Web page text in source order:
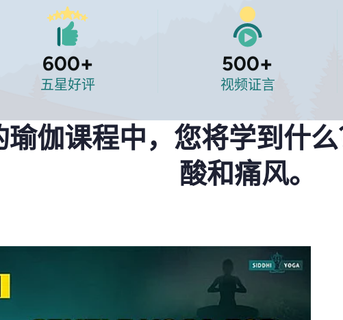
600+
五星好评
500+
视频证言
伽课程中，您将学到什
酸和痛风。